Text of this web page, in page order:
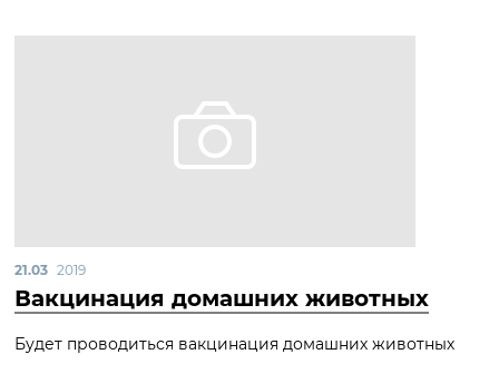
21.03 2019
Вакцинация домашних животных
Будет проводиться вакцинация домашних животных